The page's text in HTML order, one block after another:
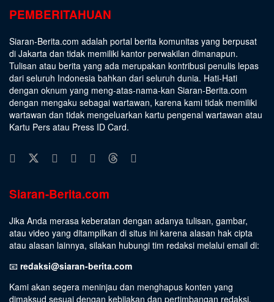
PEMBERITAHUAN
Siaran-Berita.com adalah portal berita komunitas yang berpusat
di Jakarta dan tidak memiliki kantor perwakilan dimanapun.
Tulisan atau berita yang ada merupakan kontribusi penulis lepas
dari seluruh Indonesia bahkan dari seluruh dunia. Hati-Hati
dengan oknum yang meng-atas-nama-kan Siaran-Berita.com
dengan mengaku sebagai wartawan, karena kami tidak memiliki
wartawan dan tidak mengeluarkan kartu pengenal wartawan atau
Kartu Pers atau Press ID Card.
Siaran-Berita.com
Jika Anda merasa keberatan dengan adanya tulisan, gambar,
atau video yang ditampilkan di situs ini karena alasan hak cipta
atau alasan lainnya, silakan hubungi tim redaksi melalui email di:
📧 redaksi@siaran-berita.com
Kami akan segera meninjau dan menghapus konten yang
dimaksud sesuai dengan kebijakan dan pertimbangan redaksi.